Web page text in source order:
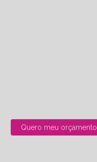
Quero meu orçamento